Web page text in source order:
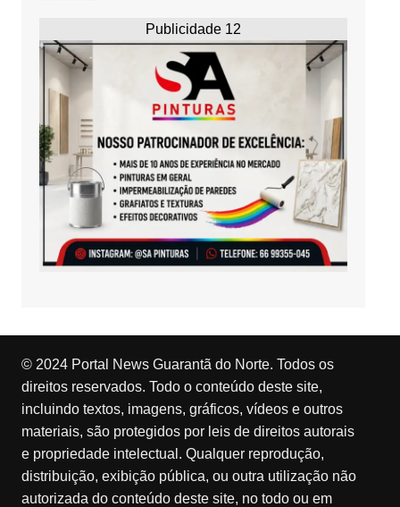
Publicidade 12
© 2024 Portal News Guarantã do Norte. Todos os
direitos reservados. Todo o conteúdo deste site,
incluindo textos, imagens, gráficos, vídeos e outros
materiais, são protegidos por leis de direitos autorais
e propriedade intelectual. Qualquer reprodução,
distribuição, exibição pública, ou outra utilização não
autorizada do conteúdo deste site, no todo ou em